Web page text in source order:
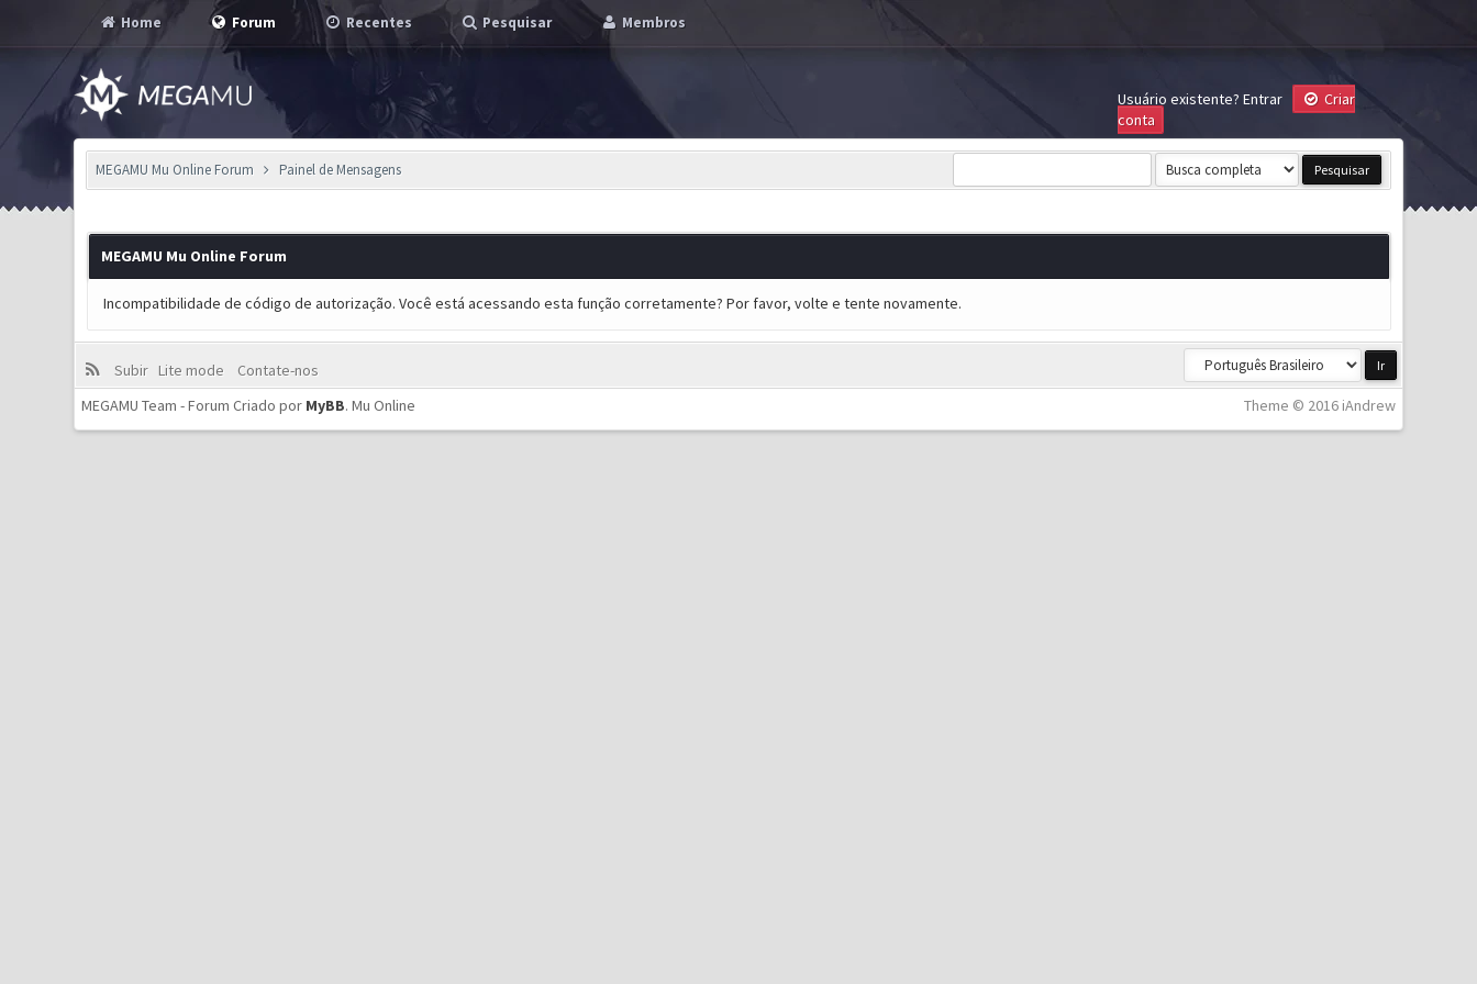
Home Forum Recentes Pesquisar Membros
Usuário existente? Entrar
Criar
conta
MEGAMU Mu Online Forum Painel de Mensagens
MEGAMU Mu Online Forum
Incompatibilidade de código de autorização. Você está acessando esta função corretamente? Por favor, volte e tente novamente.
Subir Lite mode
Contate-nos
Theme © 2016 iAndrew
MEGAMU Team - Forum Criado por MyBB.Mu Online